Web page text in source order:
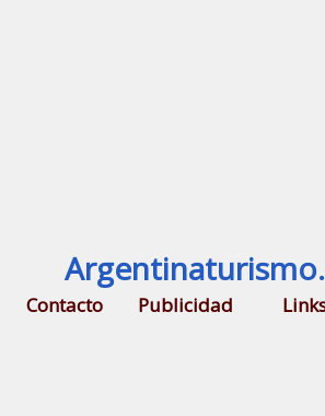
Contacto Publicidad